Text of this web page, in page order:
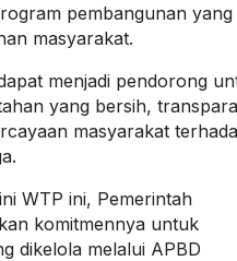
pembangunan yang
masyarakat.
menjadi pendorong
yang bersih,
masyarakat
WTP ini, Pemerintah
komitmennya untuk
dikelola melalui APBD